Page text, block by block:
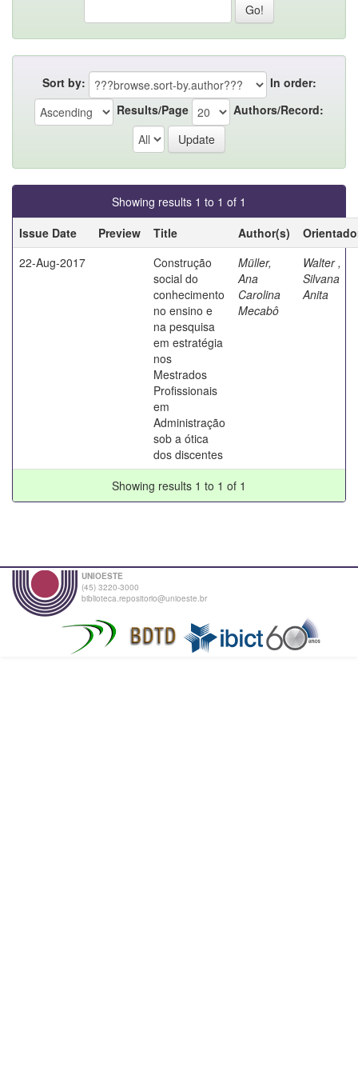
Sort by:
In order:
Results/Page
Authors/Record:
Showing results 1 to 1 of 1
Issue Date
Preview Title Author(s)
22-Aug-2017
Construção
social do
conhecimento
no ensino e
na pesquisa
em estratégia
nos
Mestrados
Profissionais
em
Administração
sob a ótica
dos discentes
Müller,
Ana
Carolina
Mecabô
Walter ,
Silvana
Anita
Showing results 1 to 1 of 1
UNIOESTE
(45) 3220-3000
biblioteca.repositorio@unioeste.br